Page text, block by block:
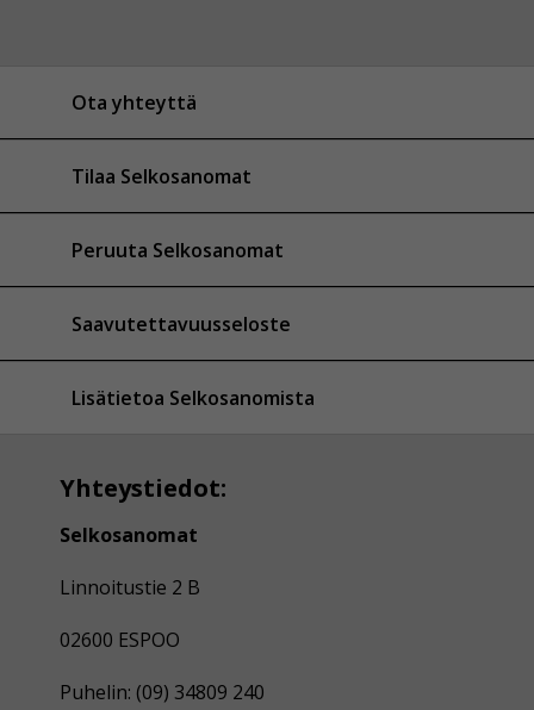
Ota yhteyttä
Tilaa Selkosanomat
Peruuta Selkosanomat
Saavutettavuusseloste
Lisätietoa Selkosanomista
Yhteystiedot:
Selkosanomat
Linnoitustie 2 B
02600 ESPOO
Puhelin: (09) 34809 240